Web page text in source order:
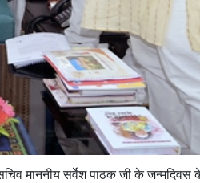
माननीय सर्वेश पाठक जी के